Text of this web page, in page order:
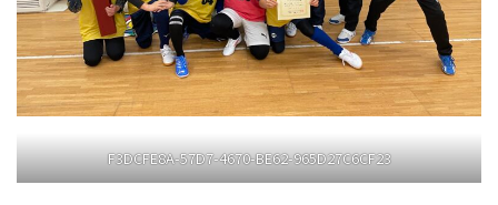
F3DCFE8A-57D7-4670-BE62-965D27C6CF23